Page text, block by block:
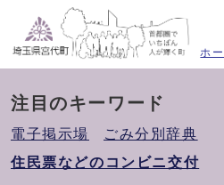
ホ
注目のキーワード
電子掲示場
ごみ分別辞典
住民票などのコンビニ交付